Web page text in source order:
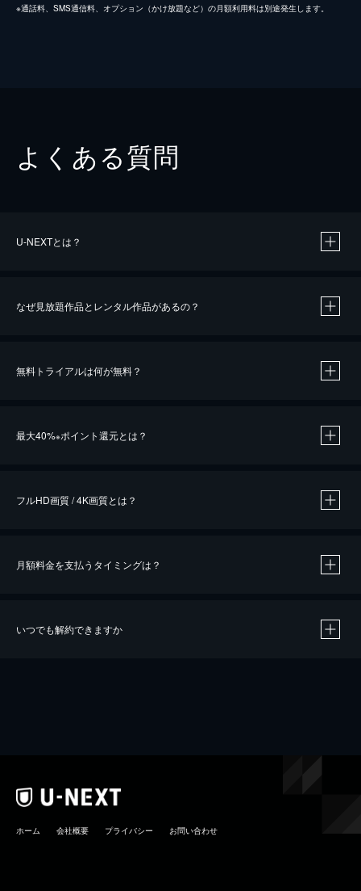
※通話料、SMS通信料、オプション（かけ放題など）の月額利用料は別途発生します。
よくある質問
U-NEXTとは？
なぜ見放題作品とレンタル作品があるの？
無料トライアルは何が無料？
最大40%※ポイント還元とは？
※40％ポイント還元の対象は、クレジットカード決済による作品の購入 / レンタルです。
iOSアプリのUコイン決済による作品の購入 / レンタルは、20％のポイント還元です。
フルHD画質 / 4K画質とは？
月額料金を支払うタイミングは？
いつでも解約できますか
ホーム 会社概要 プライバシー お問い合わせ